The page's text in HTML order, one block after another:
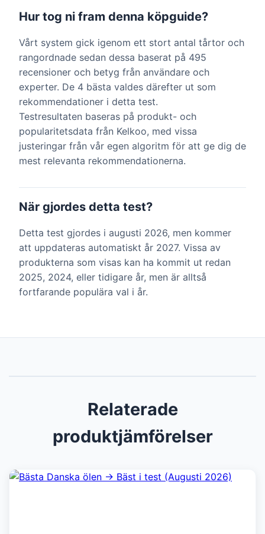
Hur tog ni fram denna köpguide?
Vårt system gick igenom ett stort antal tårtor och
rangordnade sedan dessa baserat på 495
recensioner och betyg från användare och
experter. De 4 bästa valdes därefter ut som
rekommendationer i detta test.
Testresultaten baseras på produkt- och
popularitetsdata från Kelkoo, med vissa
justeringar från vår egen algoritm för att ge dig de
mest relevanta rekommendationerna.
När gjordes detta test?
Detta test gjordes i augusti 2026, men kommer
att uppdateras automatiskt år 2027. Vissa av
produkterna som visas kan ha kommit ut redan
2025, 2024, eller tidigare år, men är alltså
fortfarande populära val i år.
Relaterade
produktjämförelser